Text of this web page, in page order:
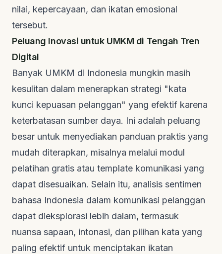
nilai, kepercayaan, dan ikatan emosional
tersebut.
Peluang Inovasi untuk UMKM di Tengah Tren
Digital
Banyak UMKM di Indonesia mungkin masih
kesulitan dalam menerapkan strategi "kata
kunci kepuasan pelanggan" yang efektif karena
keterbatasan sumber daya. Ini adalah peluang
besar untuk menyediakan panduan praktis yang
mudah diterapkan, misalnya melalui modul
pelatihan gratis atau template komunikasi yang
dapat disesuaikan. Selain itu, analisis sentimen
bahasa Indonesia dalam komunikasi pelanggan
dapat dieksplorasi lebih dalam, termasuk
nuansa sapaan, intonasi, dan pilihan kata yang
paling efektif untuk menciptakan ikatan